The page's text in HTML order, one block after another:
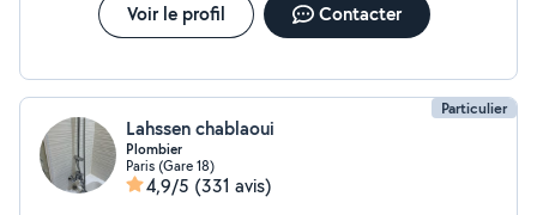
Voir le profil Contacter
Particulier
Lahssen chablaoui
Plombier
Paris (Gare 18)
4,9/5 (331 avis)